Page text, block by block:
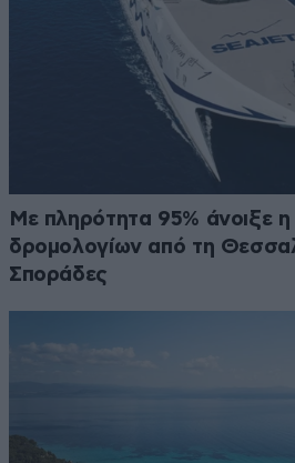
Με πληρότητα 95% άνοιξε
δρομολογίων από τη
Σποράδες